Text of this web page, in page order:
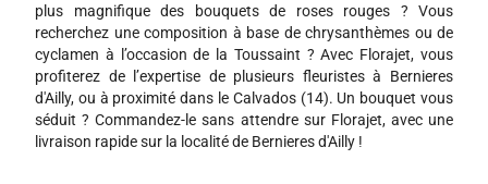
plus magnifique des bouquets de roses rouges ? Vous
recherchez une composition à base de chrysanthèmes ou de
cyclamen à l’occasion de la Toussaint ? Avec Florajet, vous
profiterez de l’expertise de plusieurs fleuristes à Bernieres
d'Ailly, ou à proximité dans le Calvados (14). Un bouquet vous
séduit ? Commandez-le sans attendre sur Florajet, avec une
livraison rapide sur la localité de Bernieres d'Ailly !